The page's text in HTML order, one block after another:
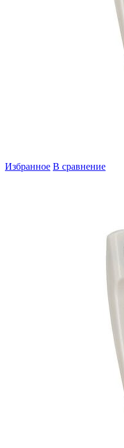
Избранное В сравнение